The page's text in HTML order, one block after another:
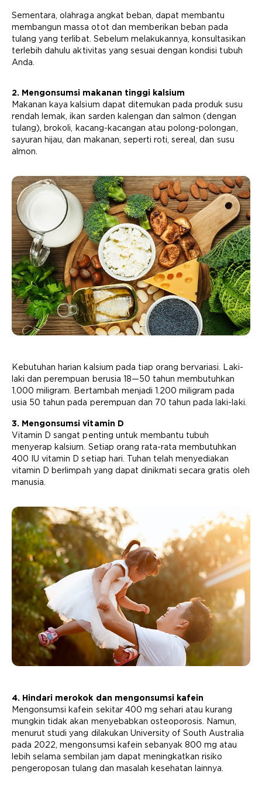
Sementara, olahraga angkat beban, dapat membantu
membangun massa otot dan memberikan beban pada
tulang yang terlibat. Sebelum melakukannya, konsultasikan
terlebih dahulu aktivitas yang sesuai dengan kondisi tubuh
Anda.
2. Mengonsumsi makanan tinggi kalsium
Makanan kaya kalsium dapat ditemukan pada produk susu
rendah lemak, ikan sarden kalengan dan salmon (dengan
tulang), brokoli, kacang-kacangan atau polong-polongan,
sayuran hijau, dan makanan, seperti roti, sereal, dan susu
almon.
Kebutuhan harian kalsium pada tiap orang bervariasi. Laki-
laki dan perempuan berusia 18—50 tahun membutuhkan
1.000 miligram. Bertambah menjadi 1.200 miligram pada
usia 50 tahun pada perempuan dan 70 tahun pada laki-laki.
3. Mengonsumsi vitamin D
Vitamin D sangat penting untuk membantu tubuh
menyerap kalsium. Setiap orang rata-rata membutuhkan
400 IU vitamin D setiap hari. Tuhan telah menyediakan
vitamin D berlimpah yang dapat dinikmati secara gratis oleh
manusia.
4. Hindari merokok dan mengonsumsi kafein
Mengonsumsi kafein sekitar 400 mg sehari atau kurang
mungkin tidak akan menyebabkan osteoporosis. Namun,
menurut studi yang dilakukan University of South Australia
pada 2022, mengonsumsi kafein sebanyak 800 mg atau
lebih selama sembilan jam dapat meningkatkan risiko
pengeroposan tulang dan masalah kesehatan lainnya.